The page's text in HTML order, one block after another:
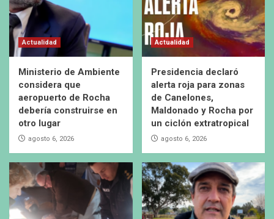
Actualidad
Ministerio de Ambiente
considera que
aeropuerto de Rocha
debería construirse en
otro lugar
agosto 6, 2026
Actualidad
Presidencia declaró
alerta roja para zonas
de Canelones,
Maldonado y Rocha por
un ciclón extratropical
agosto 6, 2026